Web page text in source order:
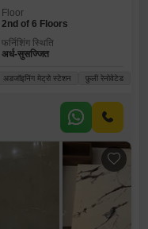
Floor
2nd of 6 Floors
फर्निशिंग स्थिति
अर्ध-सुसज्जित
अडजॉइनिंग मेट्रो स्टेशन फ़ुली रेनोवेटेड